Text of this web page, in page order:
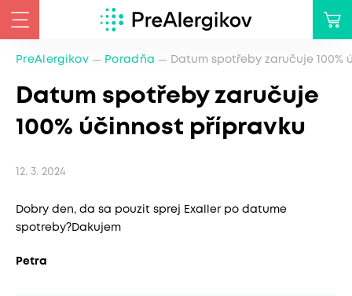
PreAlergikov Poradňa Datum spotřeby zaručuje
Datum spotřeby zaručuje
100% účinnost přípravku
12. 3. 2024
Dobry den, da sa pouzit sprej Exaller po datume
spotreby?Dakujem
Petra